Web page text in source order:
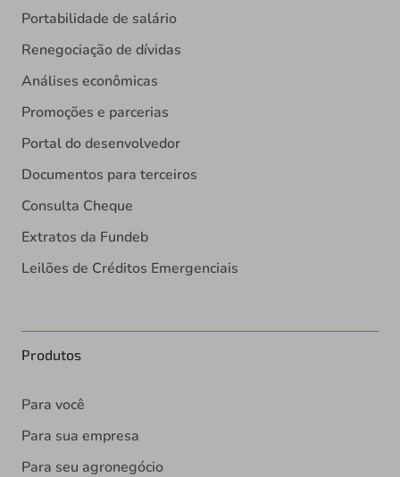
Portabilidade de salário
Renegociação de dívidas
Análises econômicas
Promoções e parcerias
Portal do desenvolvedor
Documentos para terceiros
Consulta Cheque
Extratos da Fundeb
Leilões de Créditos Emergenciais
Produtos
Para você
Para sua empresa
Para seu agronegócio